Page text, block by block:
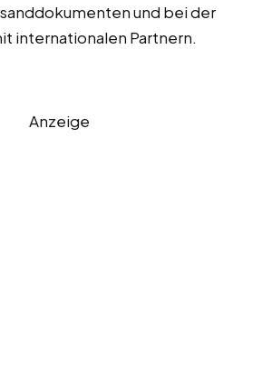
und bei der
internationalen Partnern.
Anzeige